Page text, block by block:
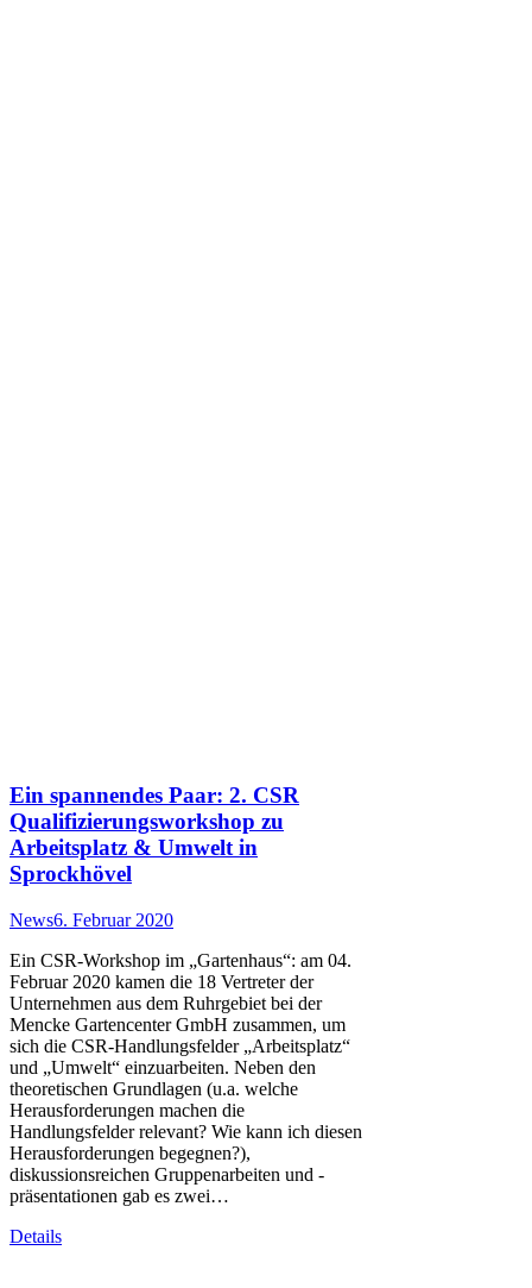
Ein spannendes Paar: 2. CSR
Qualifizierungsworkshop zu
Arbeitsplatz & Umwelt in
Sprockhövel
News6. Februar 2020
Ein CSR-Workshop im „Gartenhaus“: am 04.
Februar 2020 kamen die 18 Vertreter der
Unternehmen aus dem Ruhrgebiet bei der
Mencke Gartencenter GmbH zusammen, um
sich die CSR-Handlungsfelder „Arbeitsplatz“
und „Umwelt“ einzuarbeiten. Neben den
theoretischen Grundlagen (u.a. welche
Herausforderungen machen die
Handlungsfelder relevant? Wie kann ich diesen
Herausforderungen begegnen?),
diskussionsreichen Gruppenarbeiten und -
präsentationen gab es zwei…
Details